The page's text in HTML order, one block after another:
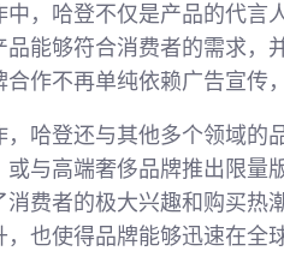
中，哈登不仅是产品的代言
品能够符合消费者的需求，
作不再单纯依赖广告宣传
，哈登还与其他多个领域
与高端奢侈品牌推出限量
消费者的极大兴趣和购买热
也使得品牌能够迅速在全